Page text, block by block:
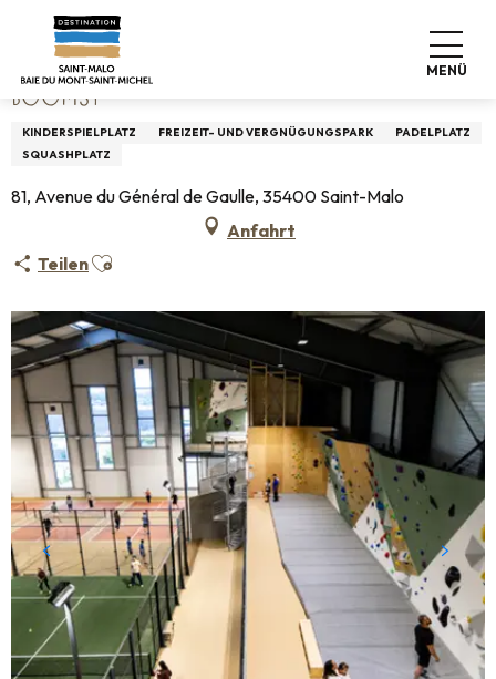
contenu
principal
MENÜ
Startseite
BOOMSY
KINDERSPIELPLATZ FREIZEIT- UND VERGNÜGUNGSPARK
PADELPLATZ
SQUASHPLATZ
81, Avenue du Général de Gaulle, 35400 Saint-Malo
Anfahrt
TeilenAjouter aux favoris